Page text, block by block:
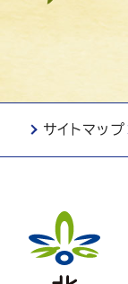
サイトマップ